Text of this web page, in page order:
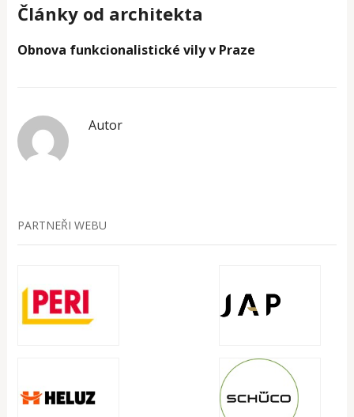
Články od architekta
Obnova funkcionalistické vily v Praze
Autor
PARTNEŘI WEBU